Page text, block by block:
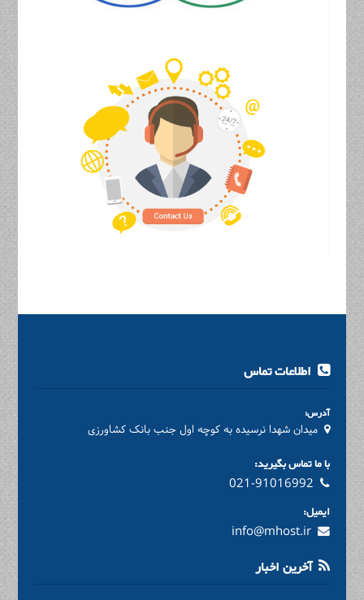
اطلاعات تماس
آدرس:
میدان شهدا نرسیده به کوچه اول جنب بانک کشاورزی
با ما تماس بگیرید:
021-91016992
ایمیل:
info@mhost.ir
آخرین اخبار